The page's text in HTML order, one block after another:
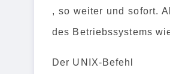
, so weiter und sofort.
des Betriebssystems
Der UNIX-Befehl